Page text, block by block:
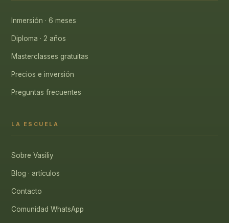
Inmersión · 6 meses
Diploma · 2 años
Masterclasses gratuitas
Precios e inversión
Preguntas frecuentes
LA ESCUELA
Sobre Vasiliy
Blog · artículos
Contacto
Comunidad WhatsApp